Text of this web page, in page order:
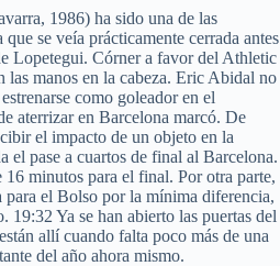
1986) ha sido una de las
que se veía prácticamente cerrada antes
Lopetegui. Córner a favor del Athletic
las manos en la cabeza. Eric Abidal no
como goleador en el
aterrizar en Barcelona marcó. De
el impacto de un objeto en la
el pase a cuartos de final al Barcelona.
minutos para el final. Por otra parte,
el Bolso por la mínima diferencia,
Ya se han abierto las puertas del
allí cuando falta poco más de una
del año ahora mismo.